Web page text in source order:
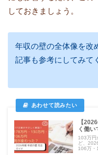
しておきましょう。
年収の壁の全体像を改
記事も参考にしてみて
【
く働
103万円
ど、
106万・